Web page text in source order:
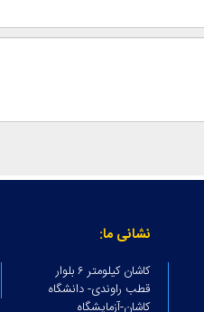
نشانی ما:
کاشان کیلومتر ۶ بلوار
قطب راوندی- دانشگاه
کاشان-آزمایشگاه